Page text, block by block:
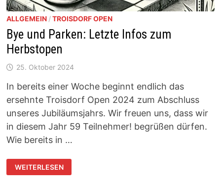
ALLGEMEIN/TROISDORF OPEN
Bye und Parken: Letzte Infos zum
Herbstopen
25. Oktober 2024
In bereits einer Woche beginnt endlich das
ersehnte Troisdorf Open 2024 zum Abschluss
unseres Jubiläumsjahrs. Wir freuen uns, dass wir
in diesem Jahr 59 Teilnehmer! begrüßen dürfen.
Wie bereits in …
BYE
UND
PARKEN:
WEITERLESEN